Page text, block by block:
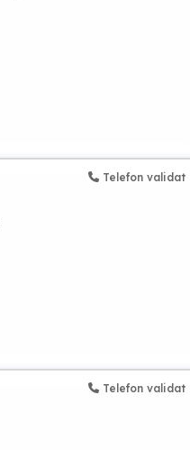
Telefon validat
Telefon validat